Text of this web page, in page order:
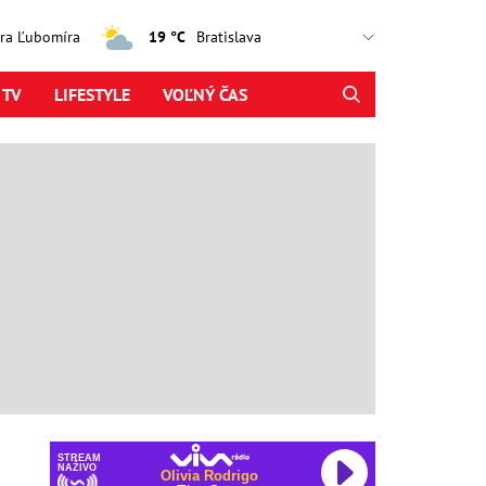
Ľubomíra 19 °C
LIFESTYLE VOĽNÝ ČAS
STREAM
NAŽIVO
Olivia Rodrigo